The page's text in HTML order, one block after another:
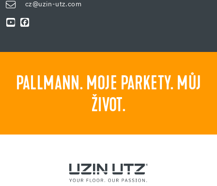
cz@uzin-utz.com
PALLMANN. MOJE PARKETY. MŮJ
ŽIVOT.